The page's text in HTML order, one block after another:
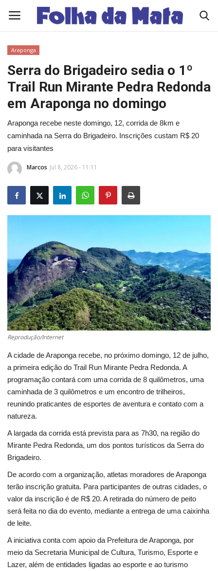
Quem Somos
Como Anunciar
Eleições 2026
Edições Diárias - NOTÍCIAS DO DIA
Polícia/Acidente
Viçosa
UFV
Oportunidade
Sua Cidade
Tempo
Saúde
Política
Trânsito
Segurança Pública
Economia
Educação
Esporte
Solidariedade
Meio Ambiente
Araponga
Serra do Brigadeiro sedia o 1º
Trail Run Mirante Pedra Redonda
em Araponga no domingo
Araponga recebe neste domingo, 12, corrida de 8km e
caminhada na Serra do Brigadeiro. Inscrições custam R$ 20
para visitantes
Marcos Jul 8, 2026 - 11:11
Reprodução/Internet
A cidade de Araponga recebe, no próximo domingo, 12 de julho,
a primeira edição do Trail Run Mirante Pedra Redonda. A
programação contará com uma corrida de 8 quilômetros, uma
caminhada de 3 quilômetros e um encontro de trilheiros,
reunindo praticantes de esportes de aventura e contato com a
natureza.
A largada da corrida está prevista para as 7h30, na região do
Mirante Pedra Redonda, um dos pontos turísticos da Serra do
Brigadeiro.
De acordo com a organização, atletas moradores de Araponga
terão inscrição gratuita. Para participantes de outras cidades, o
valor da inscrição é de R$ 20. A retirada do número de peito
será feita no dia do evento, mediante a entrega de uma caixinha
de leite.
A iniciativa conta com apoio da Prefeitura de Araponga, por
meio da Secretaria Municipal de Cultura, Turismo, Esporte e
Lazer, além de entidades ligadas ao esporte e ao turismo